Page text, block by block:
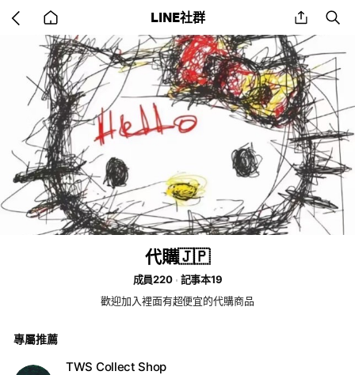
back
to
home
LINE社群 share
代購🇯🇵
成員220
記事本19
歡迎加入裡面有超便宜的代購商品
專屬推薦
TWS Collect Shop